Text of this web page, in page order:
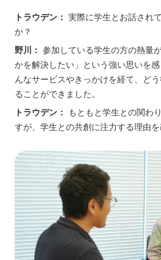
トラウデン： 実際に学生とお話され
か？
野川： 参加している学生の方の熱量
かを解決したい」という強い思いを
んなサービスやきっかけを経て、ど
ることができました。
トラウデン：
もともと学生との関わ
すが、学生との共創に注力する理由